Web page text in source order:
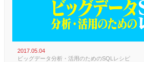
2017.05.04
ビッグデータ分析・活用のためのSQLレシピ